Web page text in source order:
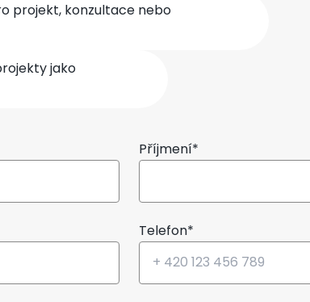
projekt, konzultace nebo
jako
Příjmení*
Telefon*